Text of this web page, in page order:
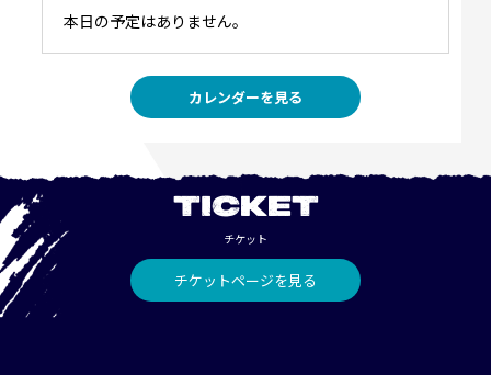
本日の予定はありません。
カレンダーを見る
TICKET
チケット
チケットページを見る